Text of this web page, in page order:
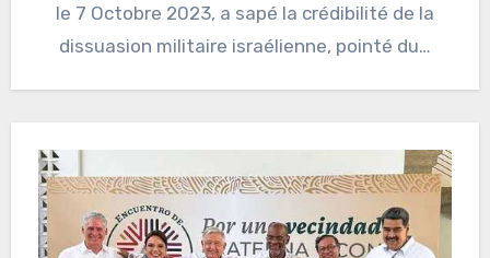
le 7 Octobre 2023, a sapé la crédibilité de la
dissuasion militaire israélienne, pointé du…